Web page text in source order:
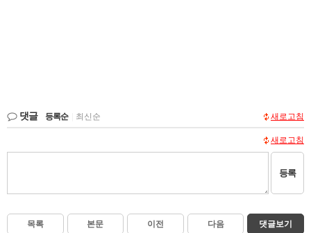
댓글 등록순 최신순 새로고침
새로고침
등록
목록 본문 이전 다음 댓글보기